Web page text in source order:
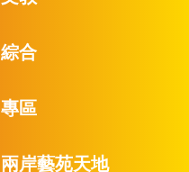
綜合
專區
兩岸藝苑天地